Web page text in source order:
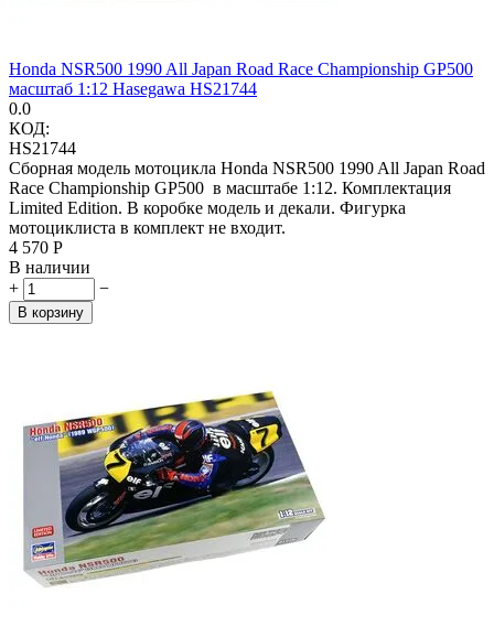
Honda NSR500 1990 All Japan Road Race Championship GP500
масштаб 1:12 Hasegawa HS21744
0.0
КОД:
HS21744
Сборная модель мотоцикла Honda NSR500 1990 All Japan Road
Race Championship GP500 в масштабе 1:12. Комплектация
Limited Edition. В коробке модель и декали. Фигурка
мотоциклиста в комплект не входит.
4 570 Р
В наличии
+
−
В корзину